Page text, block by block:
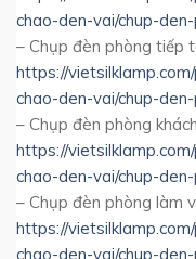
chao-den-vai/chup-
– Chụp đèn phòng tiếp
https://
chao-den-vai/chup-
– Chụp đèn phòng
https://
chao-den-vai/chup-
– Chụp đèn phòng làm
https://
chao-den-vai/chup-